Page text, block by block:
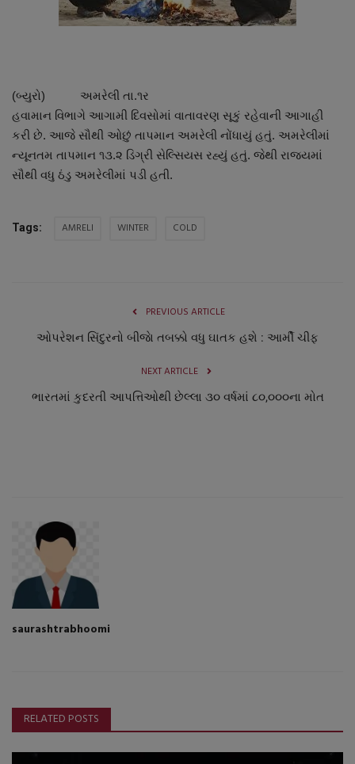
About Author
Dipotsav Special
આંતરરાષ્ટ્રીય
રાષ્ટ્રીય
બજારના સમાચાર
ગુનાખોરી
બોલિવૂડ
(બ્યુરો) અમરેલી તા.૧ર
હવામાન વિભાગે આગામી દિવસોમાં વાતાવરણ સૂકું રહેવાની આગાહી
કરી છે. આજે સૌથી ઓછું તાપમાન અમરેલી નોંધાયું હતું. અમરેલીમાં
ન્યૂનતમ તાપમાન ૧૩.૨ ડિગ્રી સેલ્સિયસ રહ્યું હતું. જેથી રાજ્યમાં
સૌથી વધુ ઠંડુ અમરેલીમાં પડી હતી.
Tags: AMRELI WINTER COLD
PREVIOUS ARTICLE
ઓપરેશન સિંદુરનો બીજાે તબક્કો વધુ ઘાતક હશે : આર્મી ચીફ
NEXT ARTICLE
ભારતમાં કુદરતી આપત્તિઓથી છેલ્લા ૩૦ વર્ષમાં ૮૦,૦૦૦ના મોત
saurashtrabhoomi
RELATED POSTS